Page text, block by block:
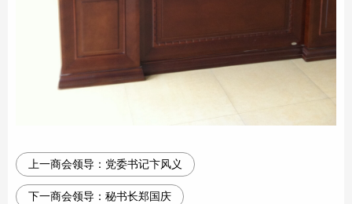
上一商会领导： 党委书记卞风义
下一商会领导： 秘书长郑国庆